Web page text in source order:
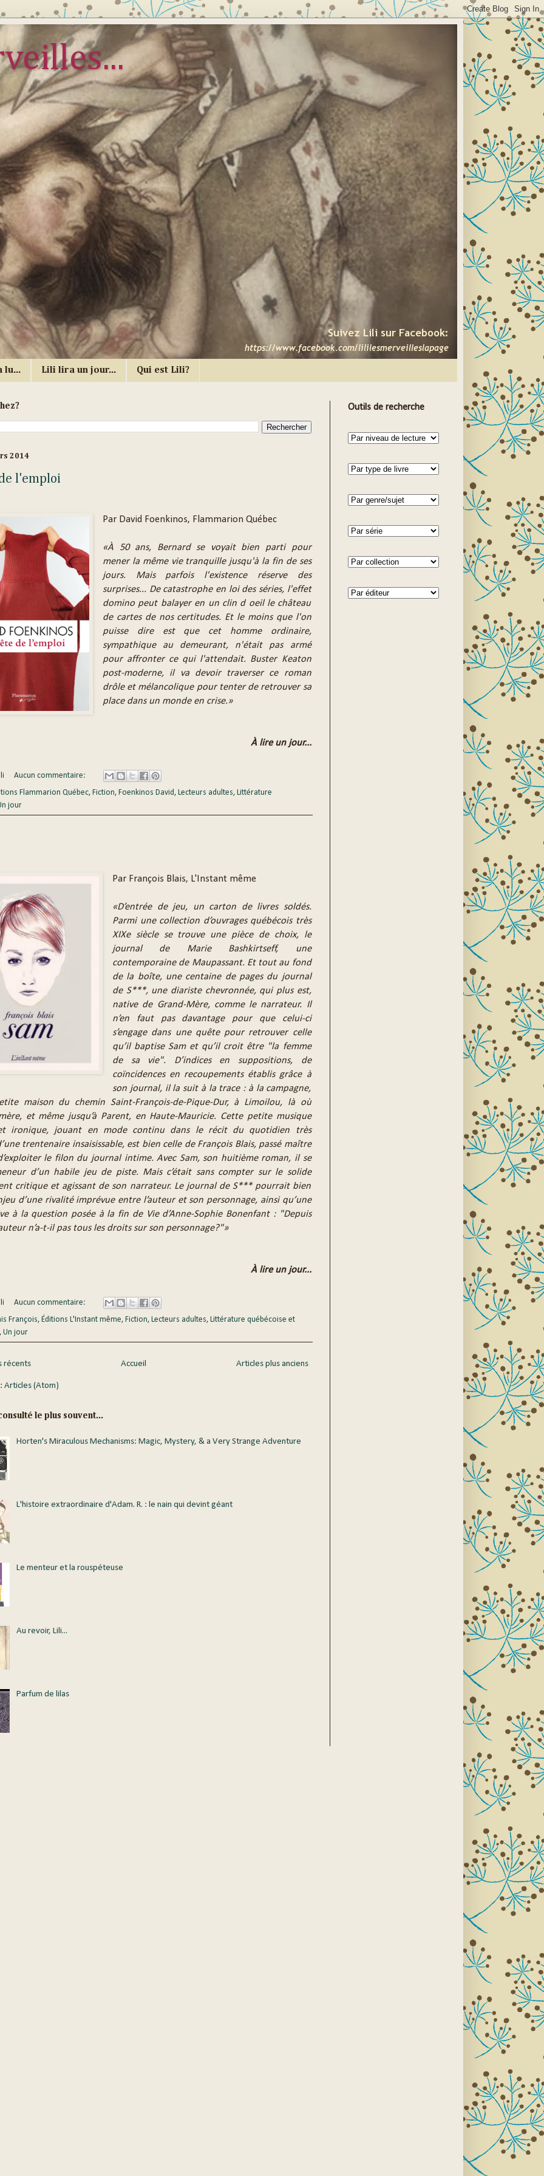
lu... Lili lira un jour... Qui est Lili?
2014
l'emploi
Par David Foenkinos, Flammarion Québec
«À 50 ans, Bernard se voyait bien parti pour
mener la même vie tranquille jusqu'à la fin de ses
jours. Mais parfois l'existence réserve des
surprises... De catastrophe en loi des séries, l'effet
domino peut balayer en un clin d oeil le château
de cartes de nos certitudes. Et le moins que l'on
puisse dire est que cet homme ordinaire,
sympathique au demeurant, n'était pas armé
pour affronter ce qui l'attendait. Buster Keaton
post-moderne, il va devoir traverser ce roman
drôle et mélancolique pour tenter de retrouver sa
place dans un monde en crise.»
À lire un jour...
Aucun commentaire:
Flammarion Québec, Fiction, Foenkinos David , Lecteurs adultes, Littérature
jour
Par François Blais, L'Instant même
«D’entrée de jeu, un carton de livres soldés.
Parmi une collection d’ouvrages québécois très
XIXe siècle se trouve une pièce de choix, le
journal de Marie Bashkirtseff, une
contemporaine de Maupassant. Et tout au fond
de la boîte, une centaine de pages du journal
de S***, une diariste chevronnée, qui plus est,
native de Grand-Mère, comme le narrateur. Il
n’en faut pas davantage pour que celui-ci
s’engage dans une quête pour retrouver celle
qu’il baptise Sam et qu’il croit être "la femme
de sa vie". D’indices en suppositions, de
coïncidences en recoupements établis grâce à
son journal, il la suit à la trace : à la campagne,
maison du chemin Saint-François-de-Pique-Dur, à Limoilou, là où
et même jusqu’à Parent, en Haute-Mauricie. Cette petite musique
ironique, jouant en mode continu dans le récit du quotidien très
trentenaire insaisissable, est bien celle de François Blais, passé maître
le filon du journal intime. Avec Sam, son huitième roman, il se
d’un habile jeu de piste. Mais c’était sans compter sur le solide
critique et agissant de son narrateur. Le journal de S*** pourrait bien
d’une rivalité imprévue entre l’auteur et son personnage, ainsi qu’une
à la question posée à la fin de Vie d’Anne-Sophie Bonenfant : "Depuis
n’a-t-il pas tous les droits sur son personnage?"»
À lire un jour...
Aucun commentaire:
François, Éditions L'Instant même, Fiction, Lecteurs adultes, Littérature québécoise et
Un jour
récents Articles plus anciens
Accueil
Articles (Atom)
le plus souvent...
Horten's Miraculous Mechanisms: Magic, Mystery, & a Very Strange Adventure
L'histoire extraordinaire d'Adam. R. : le nain qui devint géant
Le menteur et la rouspéteuse
Au revoir, Lili...
Parfum de lilas
Outils de recherche